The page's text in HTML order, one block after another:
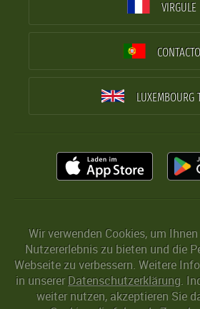
VIRGULE
CONTACTO
LUXEMBOURG
Wir verwenden Cookies, um
Nutzererlebnis zu bieten und die
Webseite zu verbessern. Weitere
in unserer Datenschutzerklärung.
weiter nutzen, akzeptieren Sie